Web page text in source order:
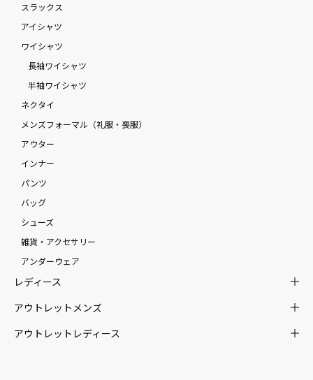
スラックス
アイシャツ
ワイシャツ
長袖ワイシャツ
半袖ワイシャツ
ネクタイ
メンズフォーマル（礼服・喪服）
アウター
インナー
パンツ
バッグ
シューズ
雑貨・アクセサリー
アンダーウェア
レディース
アウトレットメンズ
アウトレットレディース